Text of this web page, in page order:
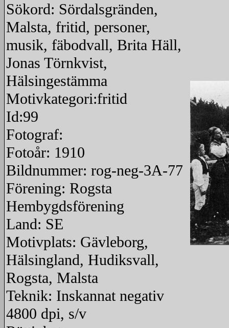
Sökord: Sördalsgränden,
Malsta, fritid, personer,
musik, fäbodvall, Brita Häll,
Jonas Törnkvist,
Hälsingestämma
Motivkategori:fritid
Id:99
Fotograf:
Fotoår: 1910
Bildnummer: rog-neg-3A-77
Förening: Rogsta
Hembygdsförening
Land: SE
Motivplats: Gävleborg,
Hälsingland, Hudiksvall,
Rogsta, Malsta
Teknik: Inskannat negativ
4800 dpi, s/v